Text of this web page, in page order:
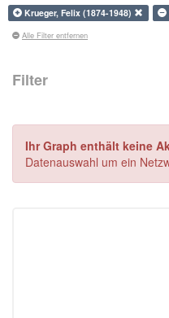
Krueger, Felix (1874-1948)
Alle Filter entfernen
Filter
Ihr Graph enthält keine
Datenauswahl um ein